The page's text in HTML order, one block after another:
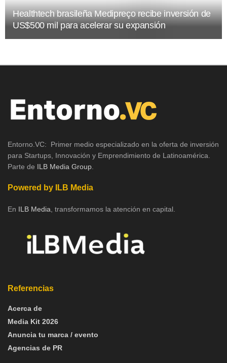
Healthtech brasileña Medipreço recibe inversión de
US$500 mil para acelerar su expansión
Entorno.VC: Primer medio especializado en la oferta de inversión
para Startups, Innovación y Emprendimiento de Latinoamérica.
Parte de ILB Media Group.
Powered by ILB Media
En ILB Media, transformamos la atención en capital.
Referencias
Acerca de
Media Kit 2026
Anuncia tu marca / evento
Agencias de PR